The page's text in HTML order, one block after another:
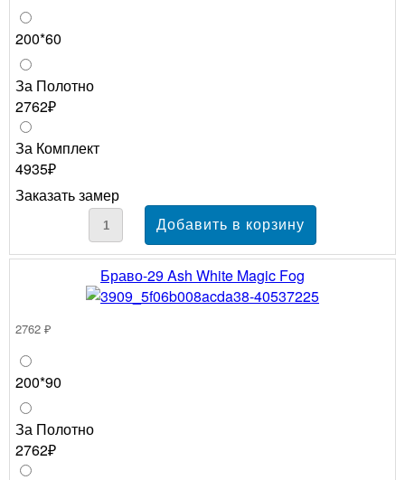
200*60
За Полотно
2762₽
За Комплект
4935₽
Заказать замер
Браво-29 Ash White Magic Fog
2762 ₽
200*90
За Полотно
2762₽